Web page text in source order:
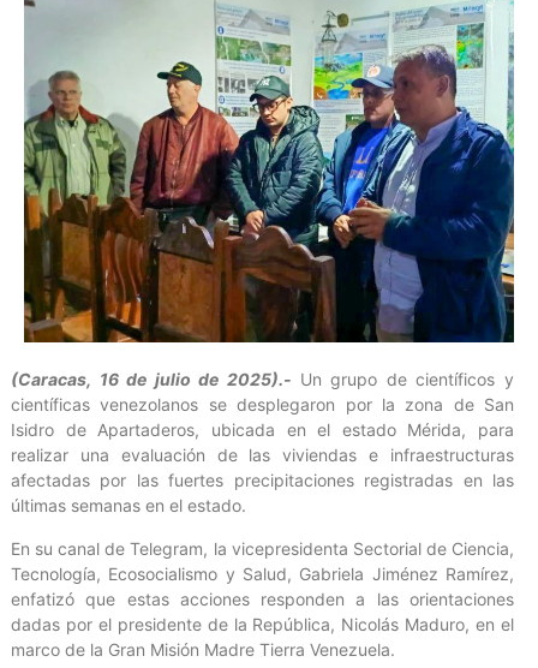
(Caracas, 16 de julio de 2025).- Un grupo de científicos y
científicas venezolanos se desplegaron por la zona de San
Isidro de Apartaderos, ubicada en el estado Mérida, para
realizar una evaluación de las viviendas e infraestructuras
afectadas por las fuertes precipitaciones registradas en las
últimas semanas en el estado.
En su canal de Telegram, la vicepresidenta Sectorial de Ciencia,
Tecnología, Ecosocialismo y Salud, Gabriela Jiménez Ramírez,
enfatizó que estas acciones responden a las orientaciones
dadas por el presidente de la República, Nicolás Maduro, en el
marco de la Gran Misión Madre Tierra Venezuela.